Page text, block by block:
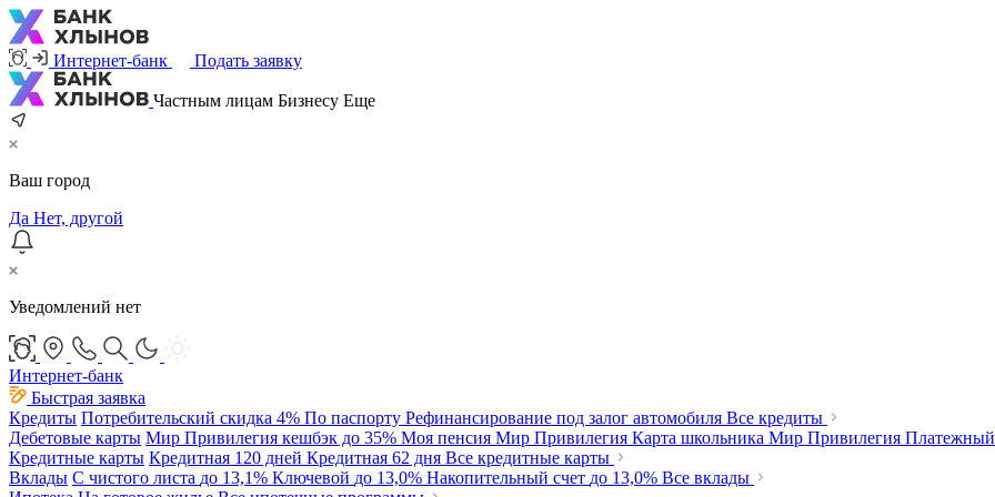
Интернет-банк Подать заявку
Частным лицам Бизнесу Еще
Ваш город
Да Нет, другой
Уведомлений нет
Интернет-банк
Быстрая заявка
Кредиты Потребительский скидка 4% По паспорту Рефинансирование под залог автомобиля Все кредиты
Дебетовые карты Мир Привилегия кешбэк до 35% Моя пенсия Мир Привилегия Карта школьника Мир Привилегия
Кредитные карты Кредитная 120 дней Кредитная 62 дня Все кредитные карты
Вклады С чистого листа до 13,1% Ключевой до 13,0% Накопительный счет до 13,0% Все вклады